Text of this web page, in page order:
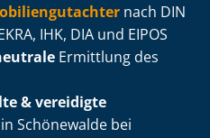
nach DIN
IHK, DIA und EIPOS
Ermittlung des
& vereidigte
in Schönewalde bei